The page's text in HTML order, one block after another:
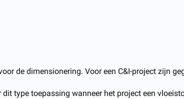
de dimensionering. Voor een C&I-project zijn
dit type toepassing wanneer het project een